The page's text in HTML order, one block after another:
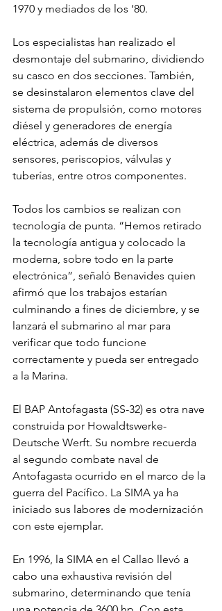
1970 y mediados de los ‘80.
Los especialistas han realizado el
desmontaje del submarino, dividiendo
su casco en dos secciones. También,
se desinstalaron elementos clave del
sistema de propulsión, como motores
diésel y generadores de energía
eléctrica, además de diversos
sensores, periscopios, válvulas y
tuberías, entre otros componentes.
Todos los cambios se realizan con
tecnología de punta. “Hemos retirado
la tecnología antigua y colocado la
moderna, sobre todo en la parte
electrónica”, señaló Benavides quien
afirmó que los trabajos estarían
culminando a fines de diciembre, y se
lanzará el submarino al mar para
verificar que todo funcione
correctamente y pueda ser entregado
a la Marina.
El BAP Antofagasta (SS-32) es otra nave
construida por Howaldtswerke-
Deutsche Werft. Su nombre recuerda
al segundo combate naval de
Antofagasta ocurrido en el marco de la
guerra del Pacífico. La SIMA ya ha
iniciado sus labores de modernización
con este ejemplar.
En 1996, la SIMA en el Callao llevó a
cabo una exhaustiva revisión del
submarino, determinando que tenía